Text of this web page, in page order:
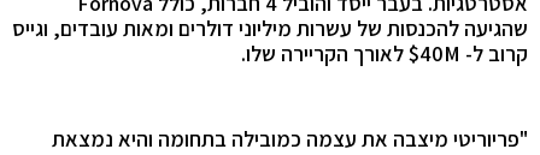
שהגיעה להכנסות של עשרות מיליוני דולרים ומאות עובדים, וגייס
קרוב ל- $40M לאורך הקריירה שלו.
"פריוריטי מיצבה את עצמה כמובילה בתחומה והיא נמצאת